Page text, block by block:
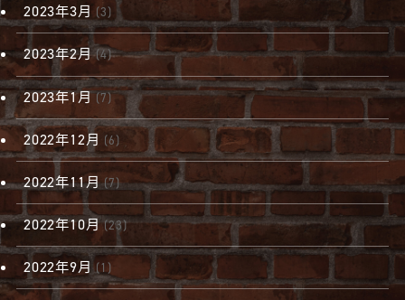
2023年3月 (3)
2023年2月(4)
2023年1月 (7)
2022年12月 (6)
2022年11月(7)
2022年10月(23)
2022年9月 (1)